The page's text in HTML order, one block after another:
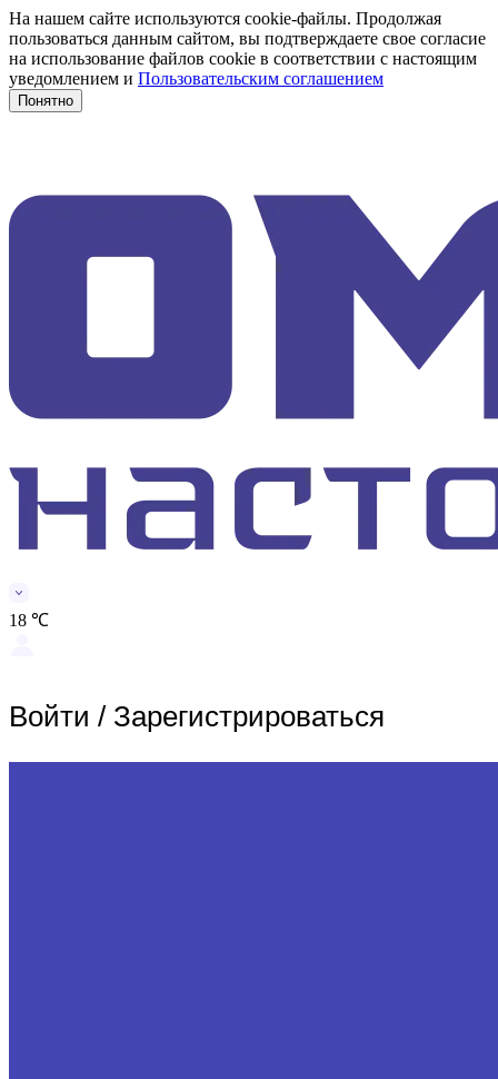
На нашем сайте используются cookie-файлы. Продолжая
пользоваться данным сайтом, вы подтверждаете свое согласие
на использование файлов cookie в соответствии с настоящим
уведомлением и Пользовательским соглашением
Понятно
18 ℃
Войти / Зарегистрироваться